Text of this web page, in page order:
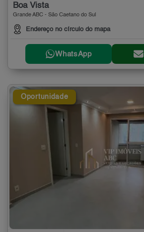
Boa Vista
Grande ABC - São Caetano do Sul
Endereço no círculo do mapa
WhatsApp
Oportunidade